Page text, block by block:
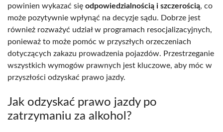
powinien wykazać się odpowiedzialnością i szczerością, co
może pozytywnie wpłynąć na decyzje sądu. Dobrze jest
również rozważyć udział w programach resocjalizacyjnych,
ponieważ to może pomóc w przyszłych orzeczeniach
dotyczących zakazu prowadzenia pojazdów. Przestrzeganie
wszystkich wymogów prawnych jest kluczowe, aby móc w
przyszłości odzyskać prawo jazdy.
Jak odzyskać prawo jazdy po
zatrzymaniu za alkohol?